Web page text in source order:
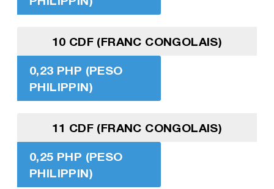
10 CDF (FRANC CONGOLAIS)
0,23 PHP (PESO
PHILIPPIN)
11 CDF (FRANC CONGOLAIS)
0,25 PHP (PESO
PHILIPPIN)